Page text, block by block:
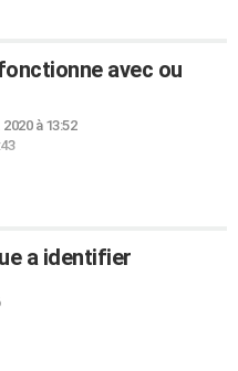
avec ou
à 13:52
a identifier